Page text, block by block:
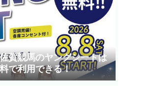
賀競馬のヤングシートは
で利用できる！